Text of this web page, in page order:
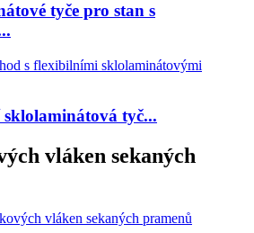
tyče pro stan s
tyč...
vláken sekaných